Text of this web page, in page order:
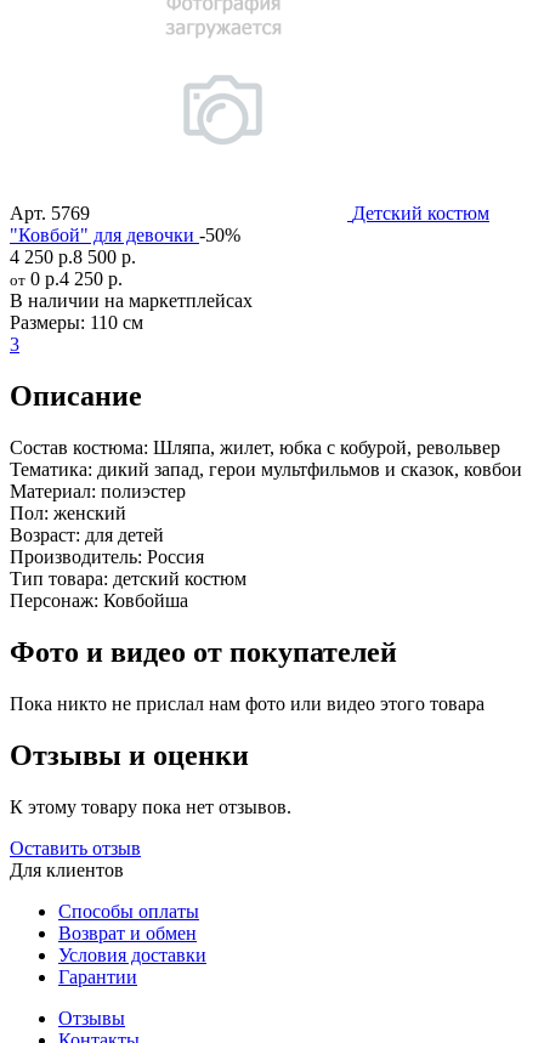
Арт. 5769
Детский костюм
"Ковбой" для девочки -50%
4 250 р.8 500 р.
от 0 р.4 250 р.
В наличии на маркетплейсах
Размеры: 110 см
3
Описание
Состав костюма: Шляпа, жилет, юбка с кобурой, револьвер
Тематика: дикий запад, герои мультфильмов и сказок, ковбои
Материал: полиэстер
Пол: женский
Возраст: для детей
Производитель: Россия
Тип товара: детский костюм
Персонаж: Ковбойша
Фото и видео от покупателей
Пока никто не прислал нам фото или видео этого товара
Отзывы и оценки
К этому товару пока нет отзывов.
Оставить отзыв
Для клиентов
Способы оплаты
Возврат и обмен
Условия доставки
Гарантии
Отзывы